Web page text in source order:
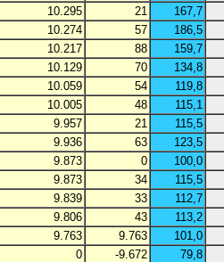
10.295 21
167,7
10.274 57
186,5
10.217 88
159,7
10.129 70
134,8
10.059 54
119,8
10.005 48
115,1
9.957 21
115,5
9.936 63
123,5
9.873 0
100,0
9.873 34
115,5
9.839 33
112,7
9.806 43
113,2
9.763 9.763
101,0
0 -9.672
79,8